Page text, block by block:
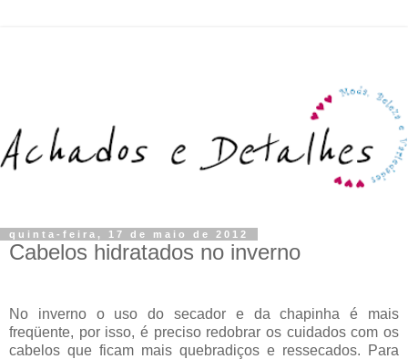
quinta-feira, 17 de maio de 2012
Cabelos hidratados no inverno
No inverno o uso do secador e da chapinha é mais
freqüente, por isso, é preciso redobrar os cuidados com os
cabelos que ficam mais quebradiços e ressecados. Para